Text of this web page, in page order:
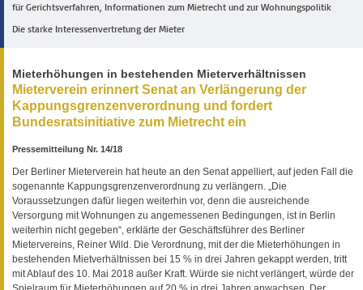
für Gerichtsverfahren, Informationen zum Mietrecht und zur Wohnungspolitik
Die starke Interessenvertretung der Mieter
Mieterhöhungen in bestehenden Mieterverhältnissen
Mieterverein erinnert Senat an Verlängerung der
Kappungsgrenzenverordnung und fordert
Bundesratsinitiative zum Mietrecht ein
Pressemitteilung Nr. 14/18
Der Berliner Mieterverein hat heute an den Senat appelliert, auf jeden Fall die
sogenannte Kappungsgrenzenverordnung zu verlängern. „Die
Voraussetzungen dafür liegen weiterhin vor, denn die ausreichende
Versorgung mit Wohnungen zu angemessenen Bedingungen, ist in Berlin
weiterhin nicht gegeben“, erklärte der Geschäftsführer des Berliner
Mietervereins, Reiner Wild. Die Verordnung, mit der die Mieterhöhungen in
bestehenden Mietverhältnissen bei 15 % in drei Jahren gekappt werden, tritt
mit Ablauf des 10. Mai 2018 außer Kraft. Würde sie nicht verlängert, würde der